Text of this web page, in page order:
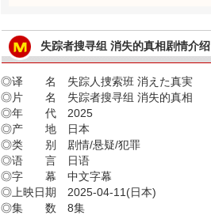
失踪者搜寻组 消失的真相剧情介绍
◎译 名 失踪人捜索班 消えた真実
◎片 名 失踪者搜寻组 消失的真相
◎年 代 2025
◎产 地 日本
◎类 别 剧情/悬疑/犯罪
◎语 言 日语
◎字 幕 中文字幕
◎上映日期 2025-04-11(日本)
◎集 数 8集